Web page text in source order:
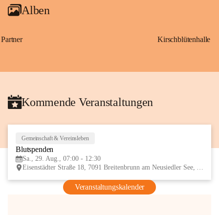
Alben
Partner Kirschblütenhalle
Kommende Veranstaltungen
Gemeinschaft & Vereinsleben
Blutspenden
Sa., 29. Aug., 07:00 - 12:30
Eisenstädter Straße 18, 7091 Breitenbrunn am Neusiedler See, AUT
Veranstaltungskalender